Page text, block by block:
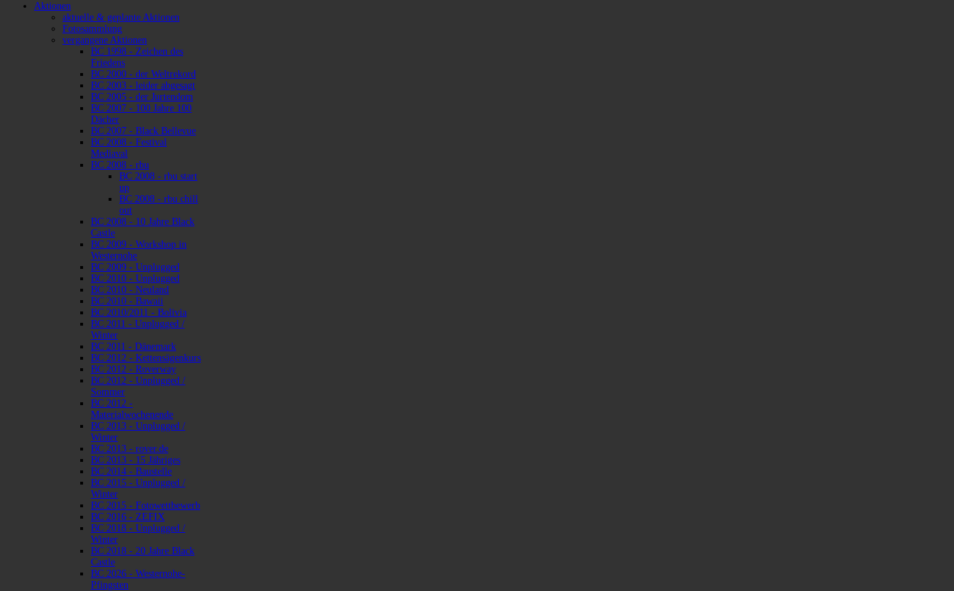
Aktionen
aktuelle & geplante Aktionen
Fotosammlung
vergangene Aktionen
BC 1998 - Zeichen des
Friedens
BC 2000 - der Weltrekord
BC 2003 - leider abgesagt
BC 2005 - der Jurtendom
BC 2007 - 100 Jahre 100
Dächer
BC 2007 - Black Bellevue
BC 2008 - Festival
Mediaval
BC 2008 - rbu
BC 2008 - rbu start
up
BC 2008 - rbu chill
out
BC 2008 - 10 Jahre Black
Castle
BC 2009 - Workshop in
Westernohe
BC 2009 - Unplugged
BC 2010 - Unplugged
BC 2010 - Neuland
BC 2010 - Bawaii
BC 2010/2011 - Bolivia
BC 2011 - Unplugged /
Winter
BC 2011 - Dänemark
BC 2012 - Kettensägenkurs
BC 2012 - Roverway
BC 2012 - Unplugged /
Sommer
BC 2012 -
Materialwochenende
BC 2013 - Unplugged /
Winter
BC 2013 - rover.de
BC 2013 - 15 Jähriges
BC 2014 - Baustelle
BC 2015 - Unplugged /
Winter
BC 2015 - Fotowettbewerb
BC 2016 - ZEFIX
BC 2018 - Unplugged /
Winter
BC 2018 - 20 Jahre Black
Castle
BC 2026 - Westernohe-
Pfingsten